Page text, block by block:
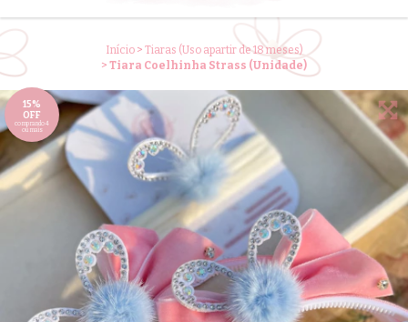
Início > Tiaras (Uso apartir de 18 meses)
> Tiara Coelhinha Strass (Unidade)
15%
OFF
comprando 4
ou mais